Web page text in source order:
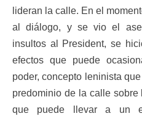
lideran la calle. En el
al diálogo, y se vio el
insultos al President, se
efectos que puede
poder, concepto leninista
predominio de la calle
que puede llevar a un